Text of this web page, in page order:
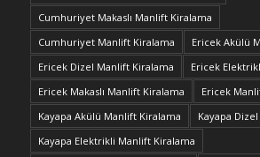
Cumhuriyet Makaslı Manlift Kiralama
Cumhuriyet Manlift Kiralama
Ericek Akülü
Ericek Dizel Manlift Kiralama
Ericek
Ericek Makaslı Manlift Kiralama
Ericek
Kayapa Akülü Manlift Kiralama
Kayapa
Kayapa Elektrikli Manlift Kiralama